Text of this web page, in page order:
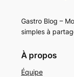
Gastro Blog –
simples à
À propos
Équipe